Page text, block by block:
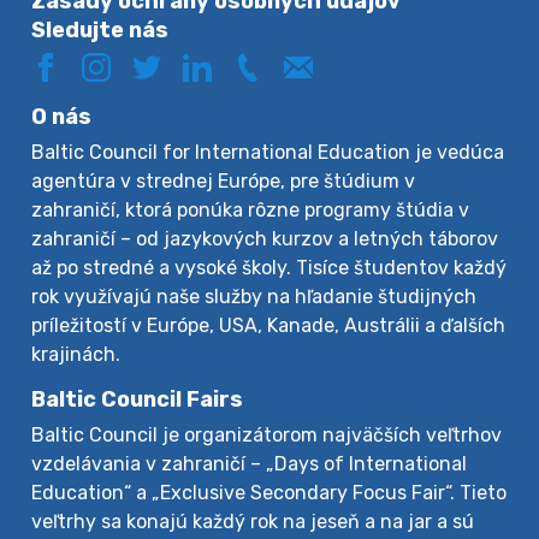
Sledujte nás
O nás
Baltic Council for International Education je vedúca
agentúra v strednej Európe, pre štúdium v
zahraničí, ktorá ponúka rôzne programy štúdia v
zahraničí – od jazykových kurzov a letných táborov
až po stredné a vysoké školy. Tisíce študentov každý
rok využívajú naše služby na hľadanie študijných
príležitostí v Európe, USA, Kanade, Austrálii a ďalších
krajinách.
Baltic Council Fairs
Baltic Council je organizátorom najväčších veľtrhov
vzdelávania v zahraničí – „Days of International
Education“ a „Exclusive Secondary Focus Fair“. Tieto
veľtrhy sa konajú každý rok na jeseň a na jar a sú